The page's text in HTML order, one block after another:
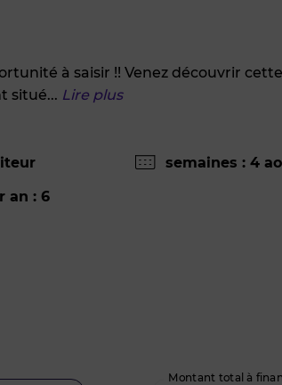
à saisir !! Venez découvrir
situé... Lire plus
an : 6
semaines : 4
Montant total à